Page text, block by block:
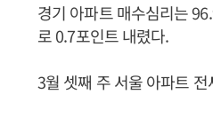
경기 아파트 매수심리는
로 0.7포인트 내렸다.
3월 셋째 주 서울 아파트